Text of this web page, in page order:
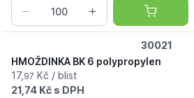
30021
HMOŽDINKA BK 6 polypropylen
17, 97 Kč / blist
21,74 Kč s DPH